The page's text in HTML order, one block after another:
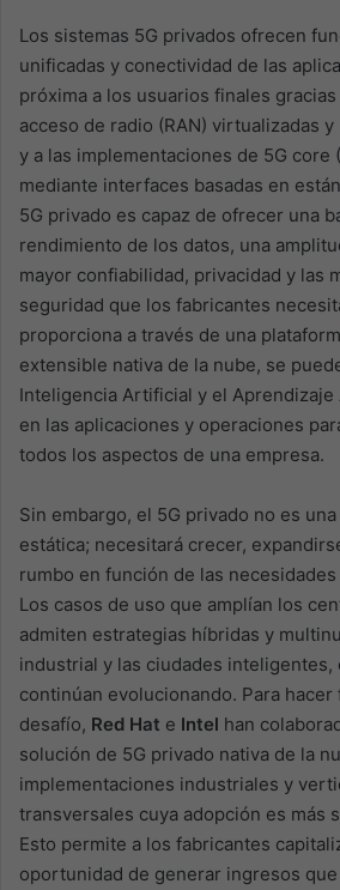
Los sistemas 5G privados ofrecen
unificadas y conectividad de las
próxima a los usuarios finales
acceso de radio (RAN) virtualizadas
y a las implementaciones de 5G core
mediante interfaces basadas en
5G privado es capaz de ofrecer una
rendimiento de los datos, una
mayor confiabilidad, privacidad y las
seguridad que los fabricantes
proporciona a través de una
extensible nativa de la nube, se
Inteligencia Artificial y el Aprendizaje
en las aplicaciones y operaciones
todos los aspectos de una empresa.
Sin embargo, el 5G privado no es
estática; necesitará crecer,
rumbo en función de las
Los casos de uso que amplían los
admiten estrategias híbridas y
industrial y las ciudades inteligentes,
continúan evolucionando. Para hacer
desafío, Red Hat e Intel han
solución de 5G privado nativa de la
implementaciones industriales y
transversales cuya adopción es más
Esto permite a los fabricantes
oportunidad de generar ingresos